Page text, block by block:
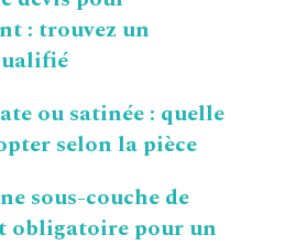
: trouvez un
ou satinée : quelle
selon la pièce
sous-couche de
obligatoire pour un